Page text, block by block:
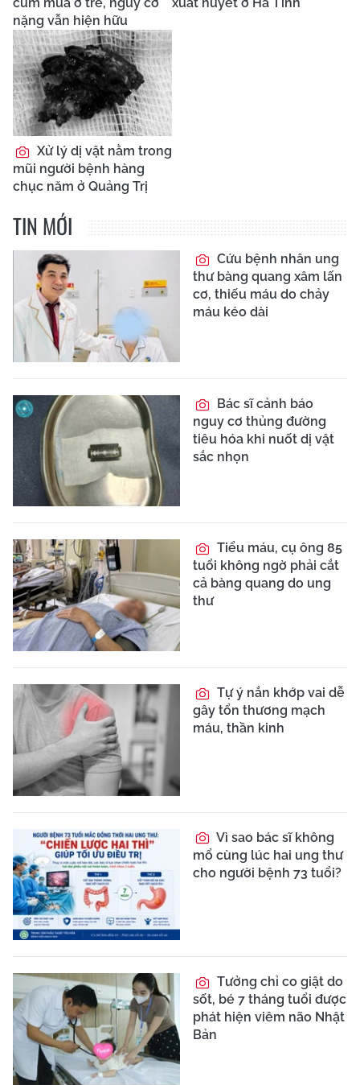
nặng vẫn hiện hữu
Xử lý dị vật nằm trong
mũi người bệnh hàng
chục năm ở Quảng Trị
TIN MỚI
Cứu bệnh nhân ung
thư bàng quang xâm lấn
cơ, thiếu máu do chảy
máu kéo dài
Bác sĩ cảnh báo
nguy cơ thủng đường
tiêu hóa khi nuốt dị vật
sắc nhọn
Tiểu máu, cụ ông 85
tuổi không ngờ phải cắt
cả bàng quang do ung
thư
Tự ý nắn khớp vai dễ
gây tổn thương mạch
máu, thần kinh
Vì sao bác sĩ không
mổ cùng lúc hai ung thư
cho người bệnh 73 tuổi?
Tưởng chỉ co giật do
sốt, bé 7 tháng tuổi được
phát hiện viêm não Nhật
Bản